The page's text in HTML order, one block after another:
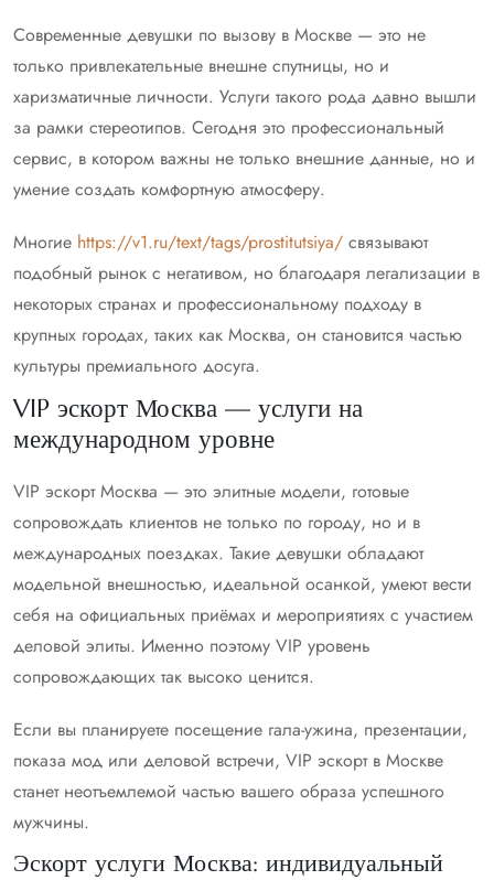
Современные девушки по вызову в Москве — это не
только привлекательные внешне спутницы, но и
харизматичные личности. Услуги такого рода давно вышли
за рамки стереотипов. Сегодня это профессиональный
сервис, в котором важны не только внешние данные, но и
умение создать комфортную атмосферу.
Многие https://v1.ru/text/tags/prostitutsiya/ связывают
подобный рынок с негативом, но благодаря легализации в
некоторых странах и профессиональному подходу в
крупных городах, таких как Москва, он становится частью
культуры премиального досуга.
VIP эскорт Москва — услуги на
международном уровне
VIP эскорт Москва — это элитные модели, готовые
сопровождать клиентов не только по городу, но и в
международных поездках. Такие девушки обладают
модельной внешностью, идеальной осанкой, умеют вести
себя на официальных приёмах и мероприятиях с участием
деловой элиты. Именно поэтому VIP уровень
сопровождающих так высоко ценится.
Если вы планируете посещение гала-ужина, презентации,
показа мод или деловой встречи, VIP эскорт в Москве
станет неотъемлемой частью вашего образа успешного
мужчины.
Эскорт услуги Москва: индивидуальный